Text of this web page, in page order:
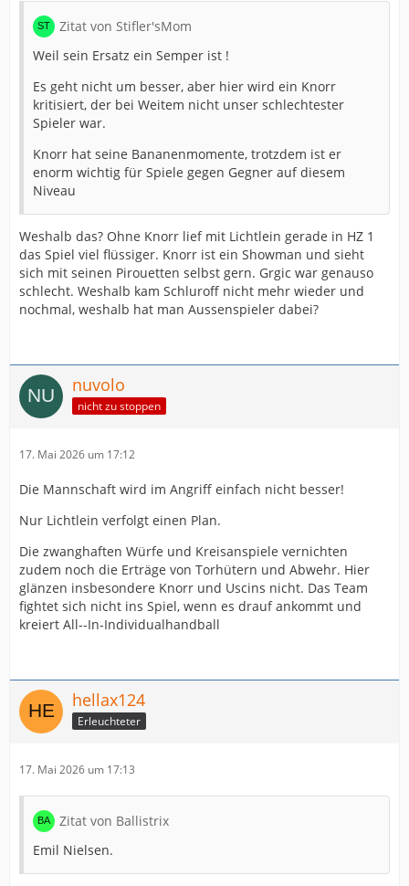
Zitat von Stifler'sMom
Weil sein Ersatz ein Semper ist !
Es geht nicht um besser, aber hier wird ein Knorr
kritisiert, der bei Weitem nicht unser schlechtester
Spieler war.
Knorr hat seine Bananenmomente, trotzdem ist er
enorm wichtig für Spiele gegen Gegner auf diesem
Niveau
Weshalb das? Ohne Knorr lief mit Lichtlein gerade in HZ 1
das Spiel viel flüssiger. Knorr ist ein Showman und sieht
sich mit seinen Pirouetten selbst gern. Grgic war genauso
schlecht. Weshalb kam Schluroff nicht mehr wieder und
nochmal, weshalb hat man Aussenspieler dabei?
nuvolo
nicht zu stoppen
17. Mai 2026 um 17:12
Die Mannschaft wird im Angriff einfach nicht besser!
Nur Lichtlein verfolgt einen Plan.
Die zwanghaften Würfe und Kreisanspiele vernichten
zudem noch die Erträge von Torhütern und Abwehr. Hier
glänzen insbesondere Knorr und Uscins nicht. Das Team
fightet sich nicht ins Spiel, wenn es drauf ankommt und
kreiert All--In-Individualhandball
hellax124
Erleuchteter
17. Mai 2026 um 17:13
Zitat von Ballistrix
Emil Nielsen.